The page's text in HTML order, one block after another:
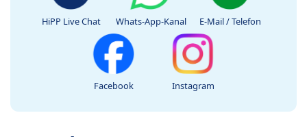
HiPP Live Chat Whats-App-Kanal E-Mail / Telefon
Facebook Instagram